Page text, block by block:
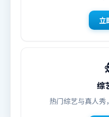
立
综
热门综艺与真人秀